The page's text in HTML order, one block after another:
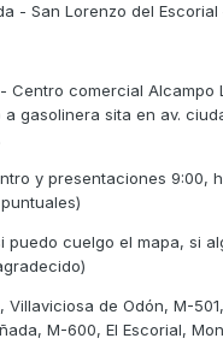
- San Lorenzo del Escorial
Centro comercial Alcampo
gasolinera sita en av.
y presentaciones 9:00,
puedo cuelgo el mapa, si
Villaviciosa de Odón, M-
M-600, El Escorial,